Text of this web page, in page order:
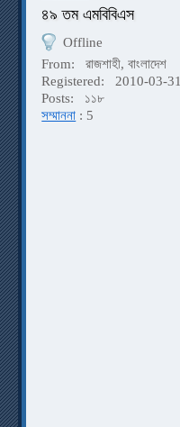
৪৯ তম এমবিবিএস
Offline
From:
রাজশাহী, বাংলাদেশ
Registered:
2010-03-31
Posts:
১১৮
সম্মাননা : 5